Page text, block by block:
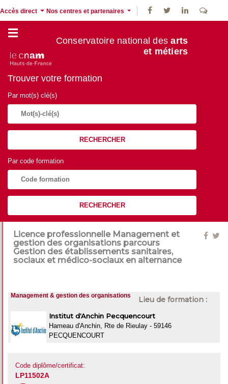
Accès direct Nos centres et partenaires
Conservatoire national desarts
et métiers
Trouver votre formation
Par mot(s) clé(s)
RECHERCHER
Par code formation
RECHERCHER
Licence professionnelle Management et
gestion des organisations parcours
Gestion des établissements sanitaires,
sociaux et médico-sociaux en alternance
Management & gestion des organisations Lieu de formation :
Institut d'Anchin Pecquencourt
Hameau d'Anchin, Rte de Rieulay - 59146
PECQUENCOURT
Code diplôme/certificat:
LP11502A